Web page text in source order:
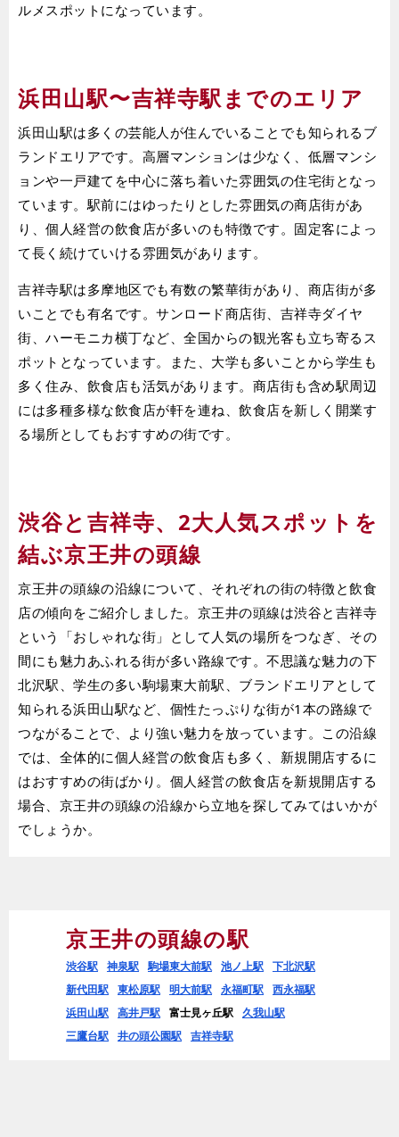
ルメスポットになっています。
浜田山駅〜吉祥寺駅までのエリア
浜田山駅は多くの芸能人が住んでいることでも知られるブ
ランドエリアです。高層マンションは少なく、低層マンシ
ョンや一戸建てを中心に落ち着いた雰囲気の住宅街となっ
ています。駅前にはゆったりとした雰囲気の商店街があ
り、個人経営の飲食店が多いのも特徴です。固定客によっ
て長く続けていける雰囲気があります。
吉祥寺駅は多摩地区でも有数の繁華街があり、商店街が多
いことでも有名です。サンロード商店街、吉祥寺ダイヤ
街、ハーモニカ横丁など、全国からの観光客も立ち寄るス
ポットとなっています。また、大学も多いことから学生も
多く住み、飲食店も活気があります。商店街も含め駅周辺
には多種多様な飲食店が軒を連ね、飲食店を新しく開業す
る場所としてもおすすめの街です。
渋谷と吉祥寺、2大人気スポットを
結ぶ京王井の頭線
京王井の頭線の沿線について、それぞれの街の特徴と飲食
店の傾向をご紹介しました。京王井の頭線は渋谷と吉祥寺
という「おしゃれな街」として人気の場所をつなぎ、その
間にも魅力あふれる街が多い路線です。不思議な魅力の下
北沢駅、学生の多い駒場東大前駅、ブランドエリアとして
知られる浜田山駅など、個性たっぷりな街が1本の路線で
つながることで、より強い魅力を放っています。この沿線
では、全体的に個人経営の飲食店も多く、新規開店するに
はおすすめの街ばかり。個人経営の飲食店を新規開店する
場合、京王井の頭線の沿線から立地を探してみてはいかが
でしょうか。
京王井の頭線の駅
渋谷駅 神泉駅 駒場東大前駅 池ノ上駅 下北沢駅
新代田駅 東松原駅 明大前駅 永福町駅 西永福駅
浜田山駅 高井戸駅 富士見ヶ丘駅 久我山駅
三鷹台駅 井の頭公園駅 吉祥寺駅